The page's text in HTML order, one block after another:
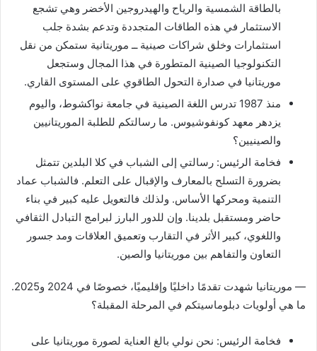
بالطاقة الشمسية والرياح والهيدروجين الأخضر وهي تشجع
الاستثمار في هذه الطاقات المتجددة وتدعم بشدة جلب
استثمارات وخلق شراكات صينية ــ موريتانية ستمكن من نقل
التكنولوجيا الصينية المتطورة في هذا المجال وستجعل
موريتانيا في صدارة التحول الطاقوي على المستوى القاري.
منذ 1987 تدرس اللغة الصينية في جامعة نواكشوط، واليوم
يزدهر معهد كونفوشيوس. ما رسالتكم للطلبة الموريتانيين
والصينيين؟
فخامة الرئيس: رسالتي إلى الشباب في كلا البلدين تتمثل
بضرورة التسلح بالمعارف والإقبال على التعلم. فالشباب عماد
التنمية ومحركها الأساس. ولذلك فالتعويل عليه كبير في بناء
حاضر ومستقبل بلدينا. وإن للدور البارز لبرامج التبادل الثقافي
واللغوي، كبير الأثر في التقارب وتعميق العلاقات ومد جسور
التعاون والتفاهم بين موريتانيا والصين.
— موريتانيا شهدت تقدمًا داخليًا وإقليميًا، خصوصًا في 2024 و2025.
ما هي أولويات دبلوماسيتكم في المرحلة المقبلة؟
فخامة الرئيس: نحن نولي بالغ العناية لصورة موريتانيا على